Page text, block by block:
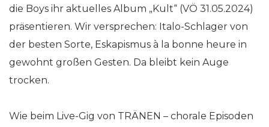
die Boys ihr aktuelles Album „Kult“ (VÖ 31.05.2024)
präsentieren. Wir versprechen: Italo-Schlager von
der besten Sorte, Eskapismus à la bonne heure in
gewohnt großen Gesten. Da bleibt kein Auge
trocken.
Wie beim Live-Gig von TRÄNEN – chorale Episoden